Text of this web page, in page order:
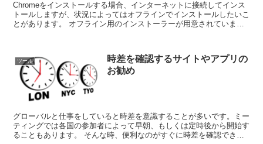
Chromeをインストールする場合、インターネットに接続してインス
トールしますが、状況によってはオフラインでインストールしたいこ
とがあります。 オフライン用のインストーラーが用意されています
ツール
時差を確認するサイトやアプリの
お勧め
グローバルと仕事をしていると時差を意識することが多いです。ミー
ティングでは各国の参加者によって早朝、もしくは定時後から開始す
ることもあります。 そんな時、便利なのがすぐに時差を確認できる